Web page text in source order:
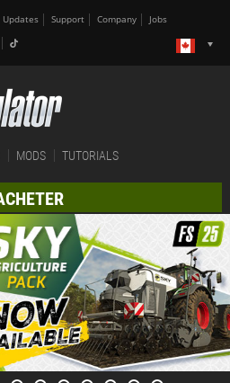
Updates Support Company Jobs
MODS TUTORIALS